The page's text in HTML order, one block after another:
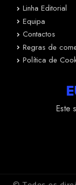
Linha Editorial
Equipa
Contactos
Regras de
Política de
Este